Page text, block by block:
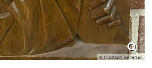
© Christoph Tenberken